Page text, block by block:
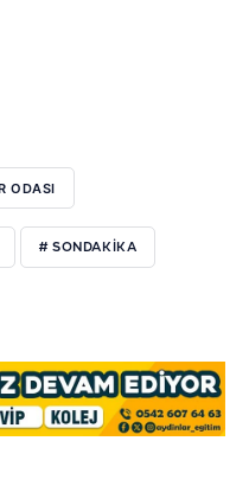
ODASI
# SONDAKIKA